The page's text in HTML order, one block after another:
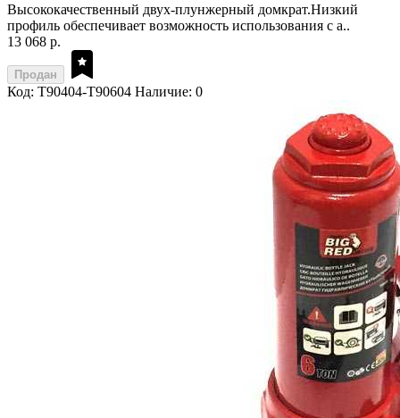
Высококачественный двух-плунжерный домкрат.Низкий
профиль обеспечивает возможность использования с а..
13 068 р.
Продан
Код: T90404-T90604 Наличие: 0